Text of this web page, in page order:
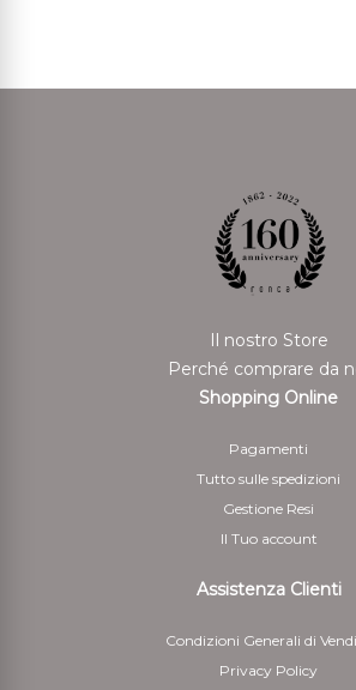
Il nostro Store
Perché comprare da
Shopping Online
Pagamenti
Tutto sulle spedizioni
Gestione Resi
Il Tuo account
Assistenza Clienti
Condizioni Generali di
Privacy Policy